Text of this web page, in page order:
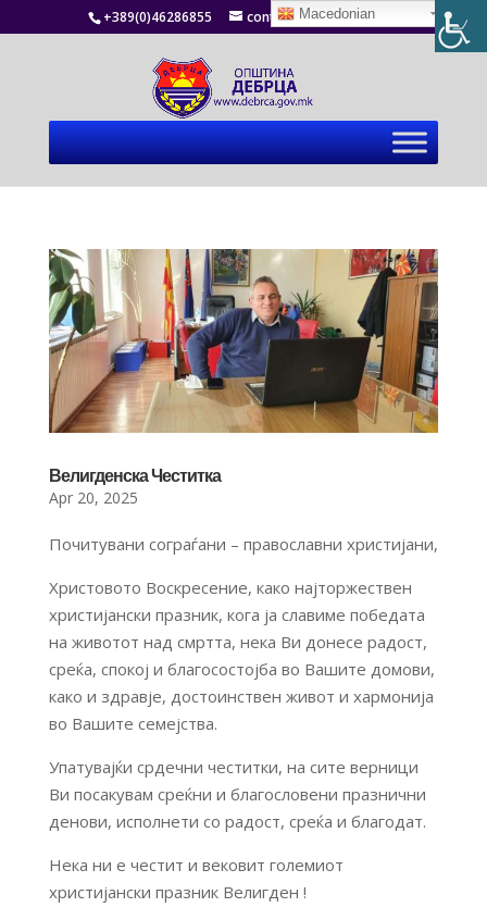
+389(0)46286855 contact@debrca.gov.mk
Велигденска Честитка
Apr 20, 2025
Почитувани сограѓани – православни христијани,
Христовото Воскресение, како најторжествен
христијански празник, кога ја славиме победата
на животот над смртта, нека Ви донесе радост,
среќа, спокој и благосостојба во Вашите домови,
како и здравје, достоинствен живот и хармонија
во Вашите семејства.
Упатувајќи срдечни честитки, на сите верници
Ви посакувам среќни и благословени празнични
денови, исполнети со радост, среќа и благодат.
Нека ни е честит и вековит големиот
христијански празник Велигден !
Macedonian